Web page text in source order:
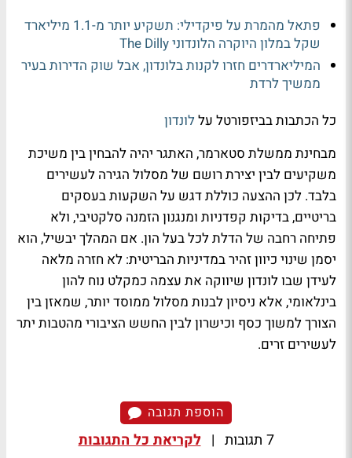
פתאל מהמרת על פיקדילי: תשקיע יותר מ-1.1 מיליארד
שקל במלון היוקרה הלונדוני The Dilly
המיליארדרים חזרו לקנות בלונדון, אבל שוק הדירות בעיר
ממשיך לרדת
כל הכתבות בביזפורטל על לונדון
מבחינת ממשלת סטארמר, האתגר יהיה להבחין בין משיכת
משקיעים לבין יצירת רושם של מסלול הגירה לעשירים
בלבד. לכן ההצעה כוללת דגש על השקעות בעסקים
בריטיים, בדיקות קפדניות ומנגנון הזמנה סלקטיבי, ולא
פתיחה רחבה של הדלת לכל בעל הון. אם המהלך יבשיל, הוא
יסמן שינוי כיוון זהיר במדיניות הבריטית: לא חזרה מלאה
לעידן שבו לונדון שיווקה את עצמה כמקלט נוח להון
בינלאומי, אלא ניסיון לבנות מסלול ממוסד יותר, שמאזן בין
הצורך למשוך כסף וכישרון לבין החשש הציבורי מהטבות יתר
לעשירים זרים.
הוספת תגובה
7 תגובות | לקריאת כל התגובות